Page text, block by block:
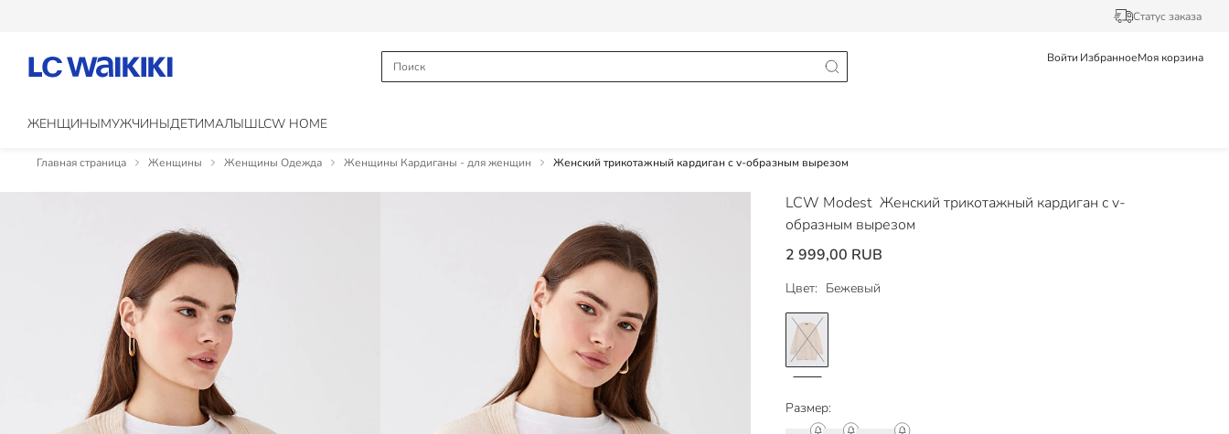
Статус заказа
Войти ИзбранноеМоя корзина
ЖЕНЩИНЫМУЖЧИНЫДЕТИМАЛЫШLCW HOME
Главная страница Женщины Женщины Одежда Женщины Кардиганы - для женщин Женский трикотажный кардиган с v-образным вырезом
LCW Modest Женский трикотажный кардиган с v-
образным вырезом
2 999,00 RUB
Цвет: Бежевый
Размер: